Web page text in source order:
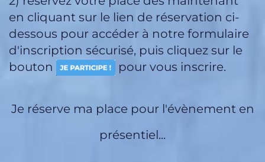
en cliquant sur le lien de réservation ci-
dessous pour accéder à notre formulaire
d'inscription sécurisé, puis cliquez sur le
bouton
pour vous inscrire.
Je réserve ma place pour l'évènement en
présentiel...